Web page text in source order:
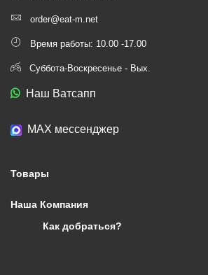
order@eat-m.net
Время работы: 10.00 -17.00
Суббота-Воскресенье - Вых.
Наш Ватсапп
МАХ мессенджер
Товары
Наша Компания
Как добраться?